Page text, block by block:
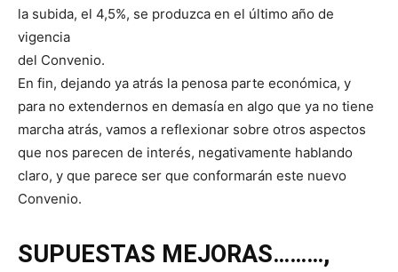
la subida, el 4,5%, se produzca en el último año de
vigencia
del Convenio.
En fin, dejando ya atrás la penosa parte económica, y
para no extendernos en demasía en algo que ya no tiene
marcha atrás, vamos a reflexionar sobre otros aspectos
que nos parecen de interés, negativamente hablando
claro, y que parece ser que conformarán este nuevo
Convenio.
SUPUESTAS MEJORAS………,